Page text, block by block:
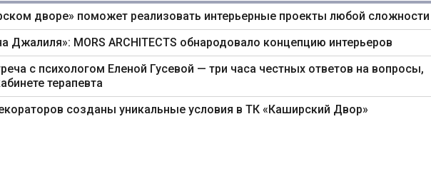
дворе» поможет реализовать интерьерные проекты любой сложности
Джалиля»: MORS ARCHITECTS обнародовало концепцию интерьеров
с психологом Еленой Гусевой — три часа честных ответов на вопросы,
терапевта
созданы уникальные условия в ТК «Каширский Двор»